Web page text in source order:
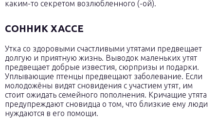
каким-то секретом возлюбленного (-ой).
СОННИК ХАССЕ
Утка со здоровыми счастливыми утятами предвещает
долгую и приятную жизнь. Выводок маленьких утят
предвещает добрые известия, сюрпризы и подарки.
Уплывающие птенцы предвещают заболевание. Если
молодожёны видят сновидения с участием утят, им
стоит ожидать семейного пополнения. Кричащие утята
предупреждают сновидца о том, что близкие ему люди
нуждаются в его помощи.